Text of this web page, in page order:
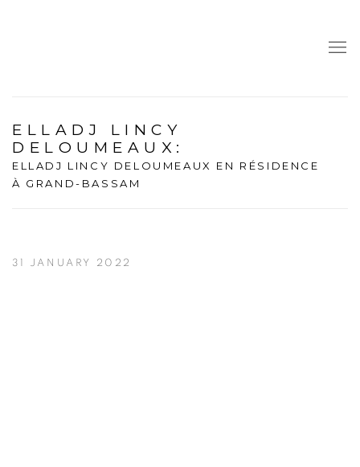
ELLADJ LINCY
DELOUMEAUX :
ELLADJ LINCY DELOUMEAUX EN RÉSIDENCE
À GRAND-BASSAM
31 JANUARY 2022